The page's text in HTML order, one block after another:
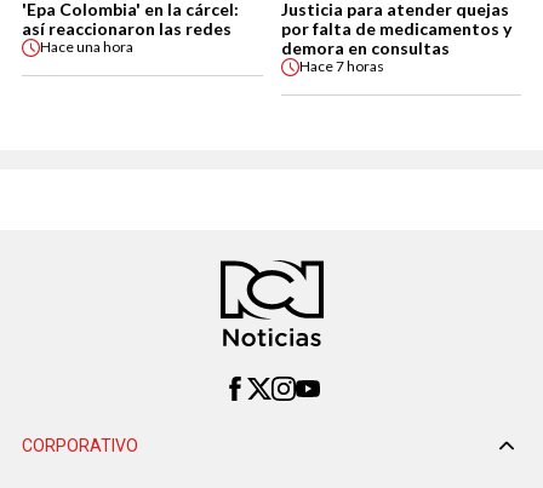
'Epa Colombia' en la cárcel:
así reaccionaron las redes
Haceuna hora
Justicia para atender quejas
por falta de medicamentos y
demora en consultas
Hace7 horas
CORPORATIVO